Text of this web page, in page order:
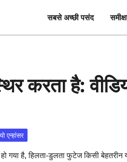
सबसे अच्छी पसंद
करता है:
एन्हांसर
गया है, हिलता‑डुलता फुटेज किसी बेहतरीन